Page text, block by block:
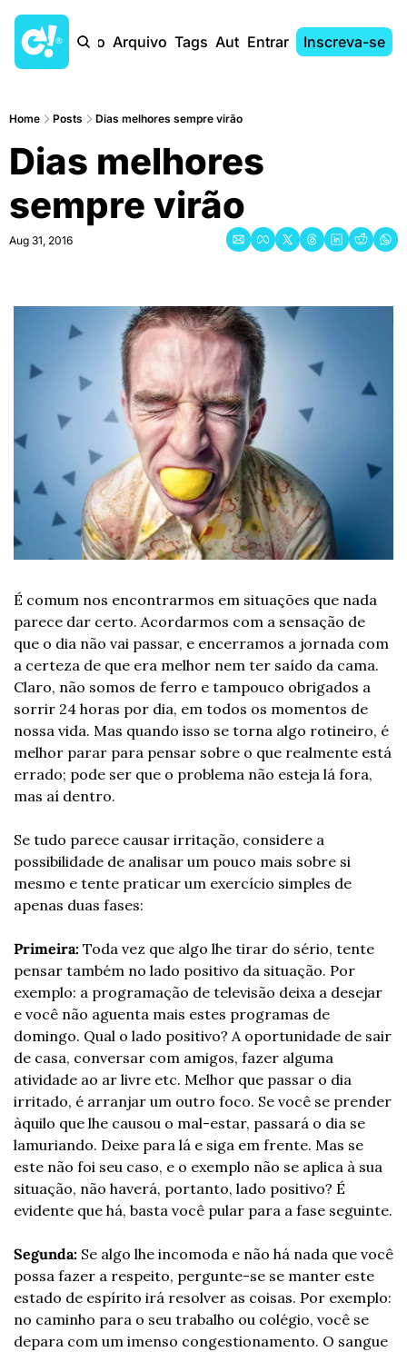
Início Arquivo Tags AutoresEntrar Inscreva-se
Home Posts Dias melhores sempre virão
Dias melhores
sempre virão
Aug 31, 2016
É comum nos encontrarmos em situações que nada
parece dar certo. Acordarmos com a sensação de
que o dia não vai passar, e encerramos a jornada com
a certeza de que era melhor nem ter saído da cama.
Claro, não somos de ferro e tampouco obrigados a
sorrir 24 horas por dia, em todos os momentos de
nossa vida. Mas quando isso se torna algo rotineiro, é
melhor parar para pensar sobre o que realmente está
errado; pode ser que o problema não esteja lá fora,
mas aí dentro.
Se tudo parece causar irritação, considere a
possibilidade de analisar um pouco mais sobre si
mesmo e tente praticar um exercício simples de
apenas duas fases:
Primeira: Toda vez que algo lhe tirar do sério, tente
pensar também no lado positivo da situação. Por
exemplo: a programação de televisão deixa a desejar
e você não aguenta mais estes programas de
domingo. Qual o lado positivo? A oportunidade de sair
de casa, conversar com amigos, fazer alguma
atividade ao ar livre etc. Melhor que passar o dia
irritado, é arranjar um outro foco. Se você se prender
àquilo que lhe causou o mal-estar, passará o dia se
lamuriando. Deixe para lá e siga em frente. Mas se
este não foi seu caso, e o exemplo não se aplica à sua
situação, não haverá, portanto, lado positivo? É
evidente que há, basta você pular para a fase seguinte.
Segunda: Se algo lhe incomoda e não há nada que você
possa fazer a respeito, pergunte-se se manter este
estado de espírito irá resolver as coisas. Por exemplo:
no caminho para o seu trabalho ou colégio, você se
depara com um imenso congestionamento. O sangue